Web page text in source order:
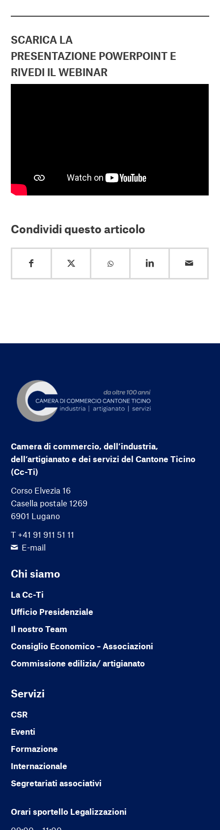
SCARICA LA
PRESENTAZIONE POWERPOINT E
RIVEDI IL WEBINAR
Condividi questo articolo
Camera di commercio, dell’industria,
dell’artigianato e dei servizi del Cantone Ticino
(Cc-Ti)
Corso Elvezia 16
Casella postale 1269
6901 Lugano
T +41 91 911 51 11
E-mail
Chi siamo
La Cc-Ti
Ufficio Presidenziale
Il nostro Team
Consiglio Economico – Associazioni
Commissione edilizia/ artigianato
Servizi
CSR
Eventi
Formazione
Internazionale
Segretariati associativi
Orari sportello Legalizzazioni